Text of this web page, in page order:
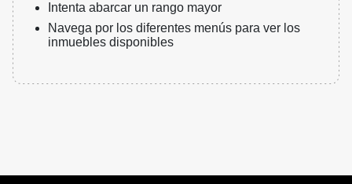
Intenta abarcar un rango mayor
Navega por los diferentes menús para ver los
inmuebles disponibles